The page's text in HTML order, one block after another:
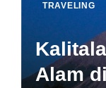
TRAVELING
Alam